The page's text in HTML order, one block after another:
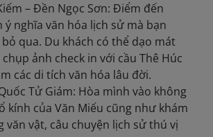
– Đền Ngọc Sơn: Điểm đến
ý nghĩa văn hóa lịch sử mà bạn
qua. Du khách có thể dạo mát
ảnh check in với cầu Thê Húc
các di tích văn hóa lâu đời.
Tử Giám: Hòa mình vào không
kính của Văn Miếu cũng như khám
văn vật, câu chuyện lịch sử thú vị